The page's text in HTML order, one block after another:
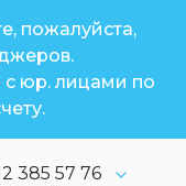
пожалуйста,
с юр. лицами по
385 57 76